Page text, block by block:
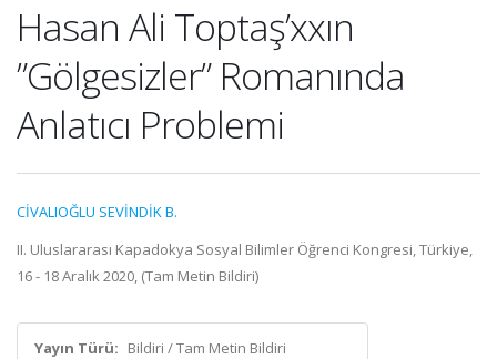
Hasan Ali Toptaş’xxın
”Gölgesizler” Romanında
Anlatıcı Problemi
CİVALIOĞLU SEVİNDİK B.
II. Uluslararası Kapadokya Sosyal Bilimler Öğrenci Kongresi, Türkiye,
16 - 18 Aralık 2020, (Tam Metin Bildiri)
Yayın Türü: Bildiri / Tam Metin Bildiri